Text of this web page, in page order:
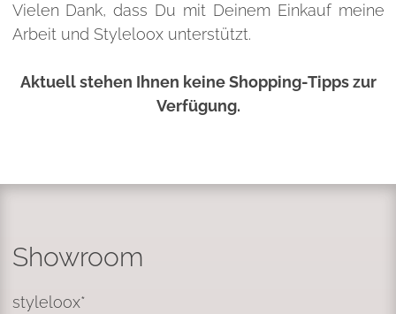
Vielen Dank, dass Du mit Deinem Einkauf meine
Arbeit und Styleloox unterstützt.
Aktuell stehen Ihnen keine Shopping-Tipps zur
Verfügung.
Showroom
styleloox*